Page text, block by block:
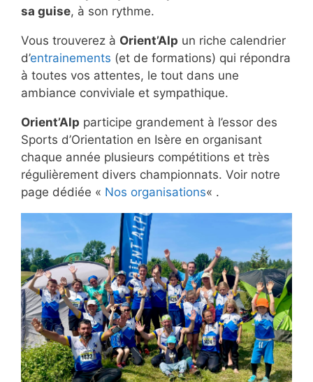
sa guise, à son rythme.
Vous trouverez à Orient’Alp un riche calendrier
d’entrainements (et de formations) qui répondra
à toutes vos attentes, le tout dans une
ambiance conviviale et sympathique.
Orient’Alp participe grandement à l’essor des
Sports d’Orientation en Isère en organisant
chaque année plusieurs compétitions et très
régulièrement divers championnats. Voir notre
page dédiée « Nos organisations« .